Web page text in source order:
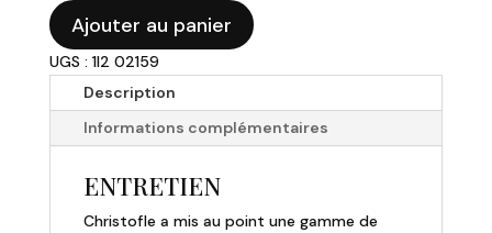
quantité
de
CHRISTOFLE
Seau
Ajouter au panier
UGS : 1I2 02159
Description
Informations complémentaires
ENTRETIEN
Christofle a mis au point une gamme de